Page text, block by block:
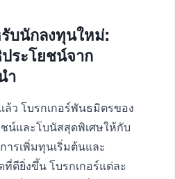
บนักลงทุนใหม่:
ระโยชน์จาก
ำ
ล้ว โบรกเกอร์พันธมิตรของ
ชน์และโบนัสสุดพิเศษให้กับ
ารเพิ่มทุนเริ่มต้นและ
ดียิ่งขึ้น โบรกเกอร์แต่ละ